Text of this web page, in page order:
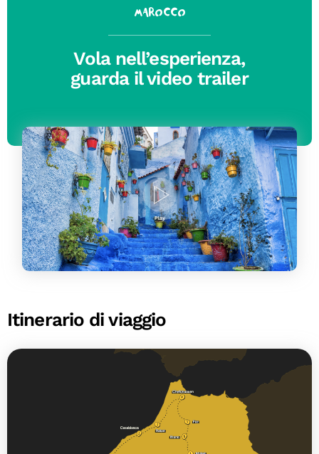
Marocco
Vola nell’esperienza,
guarda il video trailer
Itinerario di viaggio